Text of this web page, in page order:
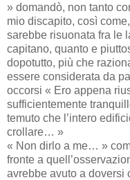
» domandò, non tanto
mio discapito, così
sarebbe risuonata fra le
capitano, quanto e
dopotutto, più che
essere considerata da
occorsi « Ero appena
sufficientemente
temuto che l’intero
crollare… »
« Non dirlo a me… »
fronte a
avrebbe avuto a doversi